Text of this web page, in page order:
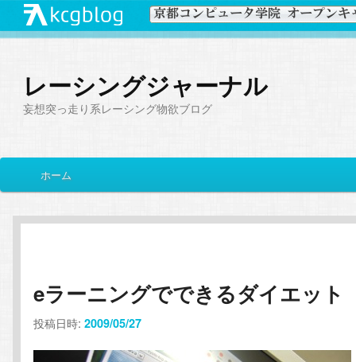
レーシングジャーナル
妄想突っ走り系レーシング物欲ブログ
イ
メ
イ
コ
ン
サ
ブ
ン
テ
ホーム
eラーニングでできるダイエット
投稿日時:2009/05/27